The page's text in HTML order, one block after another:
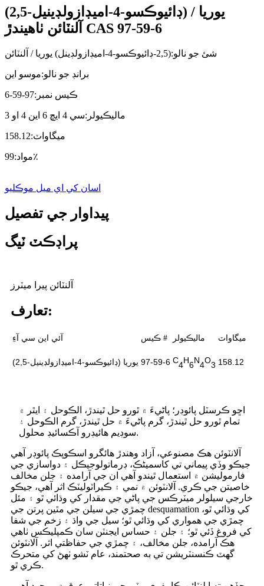
(2,5-ڊائيوڪسو-4-اميڊازولڊينيل) يوريا /
آلنٽائن ٺاهيندڙ CAS 97-59-6
شئ جو نالو:(2,5-ڊائيوڪسو-4-اميڊازولڊينل) يوريا / آلنٽائن
برانڊ جو نالو:موسو اين
ڪيس نمبر:97-59-6
ماليڪيولر:سي 4 ايڇ 6 اين 4 او 3
ميگاواٽ:158.12
مواد:99٪
اسان کي اي ميل موڪليو
پيداوار جي تفصيل
پراڊڪٽ ٽيگ
آلنٽائن پيرا ميٽرز
تعارف:
آئي اين سي آءِ ڪيس # ماليڪيولر ميگاواٽ
(2,5-ڊائيوڪسو-4-اميڊازولڊينيل) يوريا 97-59-6 C4H6N4O3 158.12
اڇو ڪرسٽل پائوڊر؛ پاڻيءَ ۾ ٿورو حل ٿيندڙ، الڪوحل ۽ ايٿر ۾
تمام ٿورو حل ٿيندڙ، گرم پاڻيءَ ۾ حل ٿيندڙ، گرم الڪوحل ۽
سوڊيم هائيڊرو آڪسائيڊ محلول.
آلانٽوئن هڪ مصنوعي، آزاد وهندڙ هائگرو اسڪوپڪ پائوڊر آهي
جيڪو وڏي پيماني تي کاسمیٹڪ، ڊرماتولوجيڪل ۽ دواسازي جي
فارموليشن ۾ استعمال ٿيندو آهي ان جي آرامده ۽ جلن مخالف
خاصيتن جي ڪري. آلانٽوئن ۾ نمي ۽ ڪيراٽوليٽڪ اثر آهي، جيڪو
خارجي سيلولر ميٽرڪس جي پاڻي جي مقدار کي وڌائي ٿو ۽ مئل
چمڙي جي سيلن جي مٿين پرتن جي desquamation کي وڌائي ٿو،
چمڙي جي همواري کي وڌائي ٿو؛ سيل جي واڌ ۽ زخم جي شفا
کي فروغ ڏئي ٿو؛ ۽ جلن ۽ حساس ايجنٽن سان ڪمپليڪس ٺاهي
هڪ آرامده، جلن مخالف، ۽ چمڙي جي حفاظتي اثر. آلانٽوئن
گهٽ ڪنسنٽريشن تي به صحتمند، عام ٽشو ٺهڻ کي متحرڪ
ڪري ٿو.